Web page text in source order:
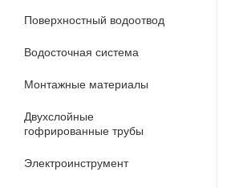
Поверхностный водоотвод
Водосточная система
Монтажные материалы
Двухслойные
гофрированные трубы
Электроинструмент